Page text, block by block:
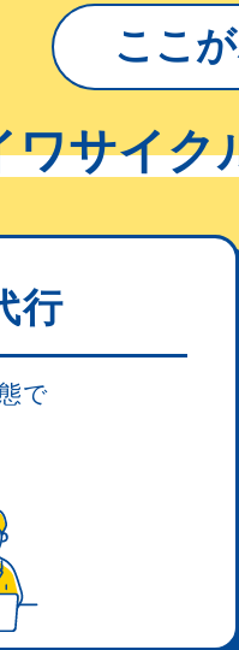
ここ
ワサイク
行
で